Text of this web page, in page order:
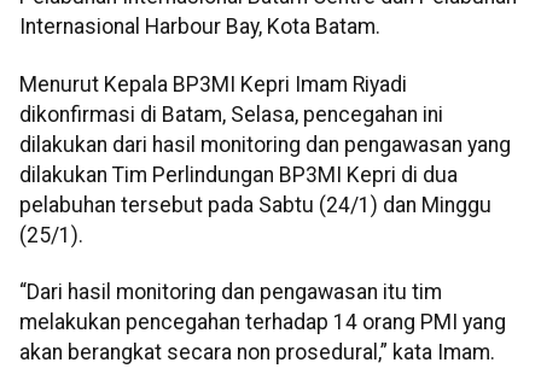
Internasional Harbour Bay, Kota Batam.
Menurut Kepala BP3MI Kepri Imam Riyadi
dikonfirmasi di Batam, Selasa, pencegahan ini
dilakukan dari hasil monitoring dan pengawasan yang
dilakukan Tim Perlindungan BP3MI Kepri di dua
pelabuhan tersebut pada Sabtu (24/1) dan Minggu
(25/1).
“Dari hasil monitoring dan pengawasan itu tim
melakukan pencegahan terhadap 14 orang PMI yang
akan berangkat secara non prosedural,” kata Imam.